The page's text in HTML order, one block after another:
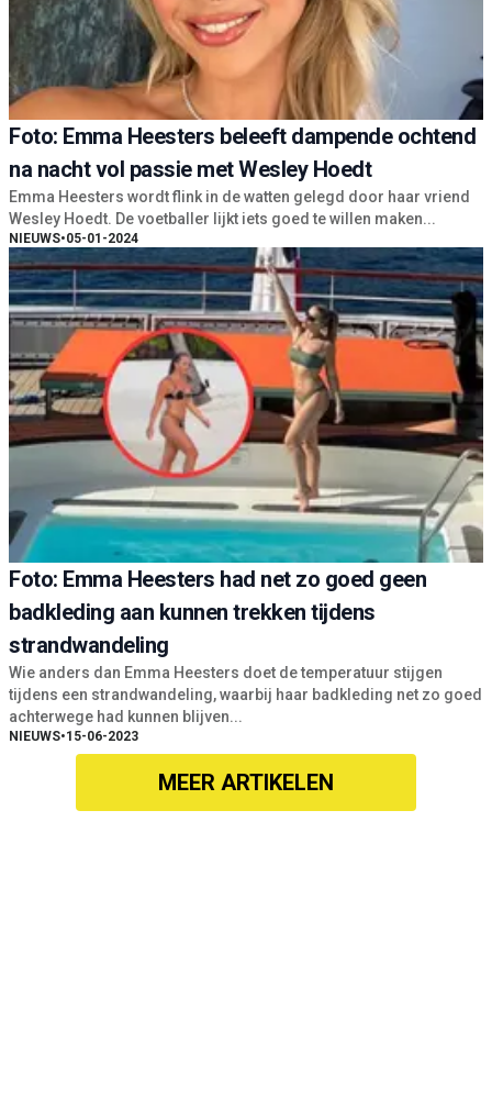
Foto: Emma Heesters beleeft dampende ochtend
na nacht vol passie met Wesley Hoedt
Emma Heesters wordt flink in de watten gelegd door haar vriend
Wesley Hoedt. De voetballer lijkt iets goed te willen maken...
NIEUWS•05-01-2024
Foto: Emma Heesters had net zo goed geen
badkleding aan kunnen trekken tijdens
strandwandeling
Wie anders dan Emma Heesters doet de temperatuur stijgen
tijdens een strandwandeling, waarbij haar badkleding net zo goed
achterwege had kunnen blijven...
NIEUWS•15-06-2023
MEER ARTIKELEN